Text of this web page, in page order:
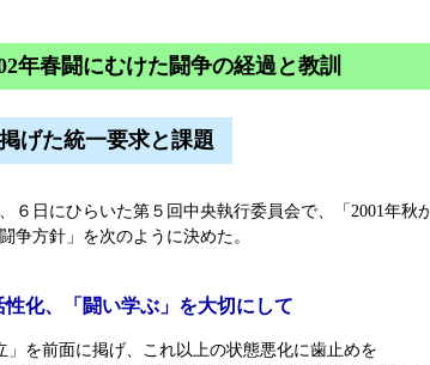
年春闘にむけた闘争の経過と教訓
げた統一要求と課題
６日にひらいた第５回中央執行委員会で、「2001年秋
争方針」を次のように決めた。
性化、「闘い学ぶ」を大切にして
」を前面に掲げ、これ以上の状態悪化に歯止めを